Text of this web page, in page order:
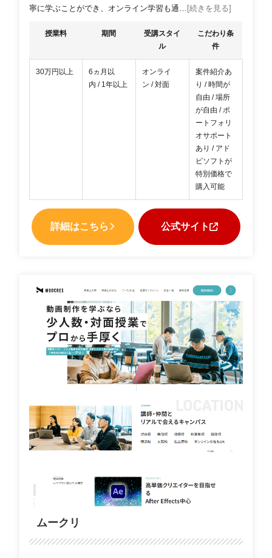
寧に学ぶことができ、オンライン学習も通… [続きを見る]
授業料 期間
受講スタイ
ル
こだわり条
件
30万円以上
6ヵ月以
内 / 1年以上
オンライ
ン / 対面
案件紹介あ
り / 時間が
自由 / 場所
が自由 / ポ
ートフォリ
オサポート
あり / アド
ビソフトが
特別価格で
購入可能
詳細はこちら 公式サイト
ムークリ